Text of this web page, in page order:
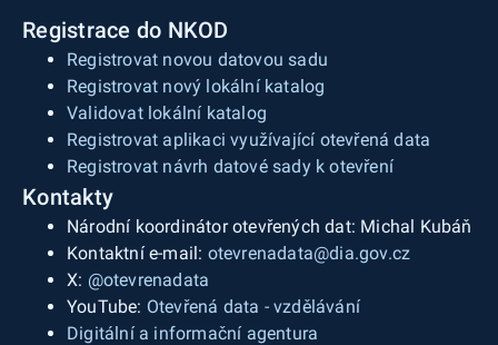
jedné základní škole. Odpovědi jsou v příslušném
sloupci uvedeny buď celým číslem, číselným
kódem, nebo textovým zněním odpovědi.
tři oblasti – ředitel školy, podmínky školy pro
vzdělávání (materiální, personální, klima), žáci
(přijímání ke vzdělávání, podpora žáků,
hodnocení). Z důvodu zamezení identifikace
konkrétních škol a jejich ředitelů jsou data
anonymizována (nejsou uvedeny identifikátory
jednotlivých škol). Datovou sadu představuje
CSV soubor, v němž ve sloupcích jsou odpovědi
na jednotlivé otázky, každý řádek pak odpovídá
jedné základní škole. Odpovědi jsou v příslušném
sloupci uvedeny buď celým číslem, číselným
kódem, nebo textovým zněním odpovědi.
Registrace do NKOD
Registrovat novou datovou sadu
Registrovat nový lokální katalog
Validovat lokální katalog
Registrovat aplikaci využívající otevřená data
Registrovat návrh datové sady k otevření
Kontakty
Národní koordinátor otevřených dat: Michal Kubáň
Kontaktní e-mail: otevrenadata@dia.gov.cz
X: @otevrenadata
YouTube: Otevřená data - vzdělávání
Digitální a informační agentura